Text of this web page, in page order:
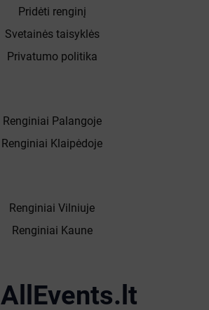
AllEvents.lt
Renginiai Vilniuje
Renginiai Kaune
Renginiai Palangoje
Renginiai Klaipėdoje
Pridėti renginį
Svetainės taisyklės
Privatumo politika